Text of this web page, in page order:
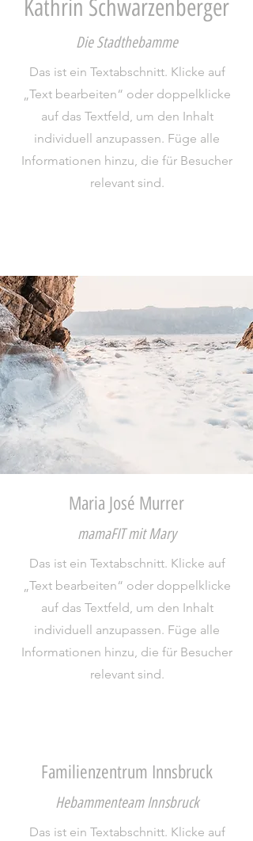
Kathrin Schwarzenberger
Die Stadthebamme
Das ist ein Textabschnitt. Klicke auf
„Text bearbeiten“ oder doppelklicke
auf das Textfeld, um den Inhalt
individuell anzupassen. Füge alle
Informationen hinzu, die für Besucher
relevant sind.
Maria José Murrer
mamaFIT mit Mary
Das ist ein Textabschnitt. Klicke auf
„Text bearbeiten“ oder doppelklicke
auf das Textfeld, um den Inhalt
individuell anzupassen. Füge alle
Informationen hinzu, die für Besucher
relevant sind.
Familienzentrum Innsbruck
Hebammenteam Innsbruck
Das ist ein Textabschnitt. Klicke auf